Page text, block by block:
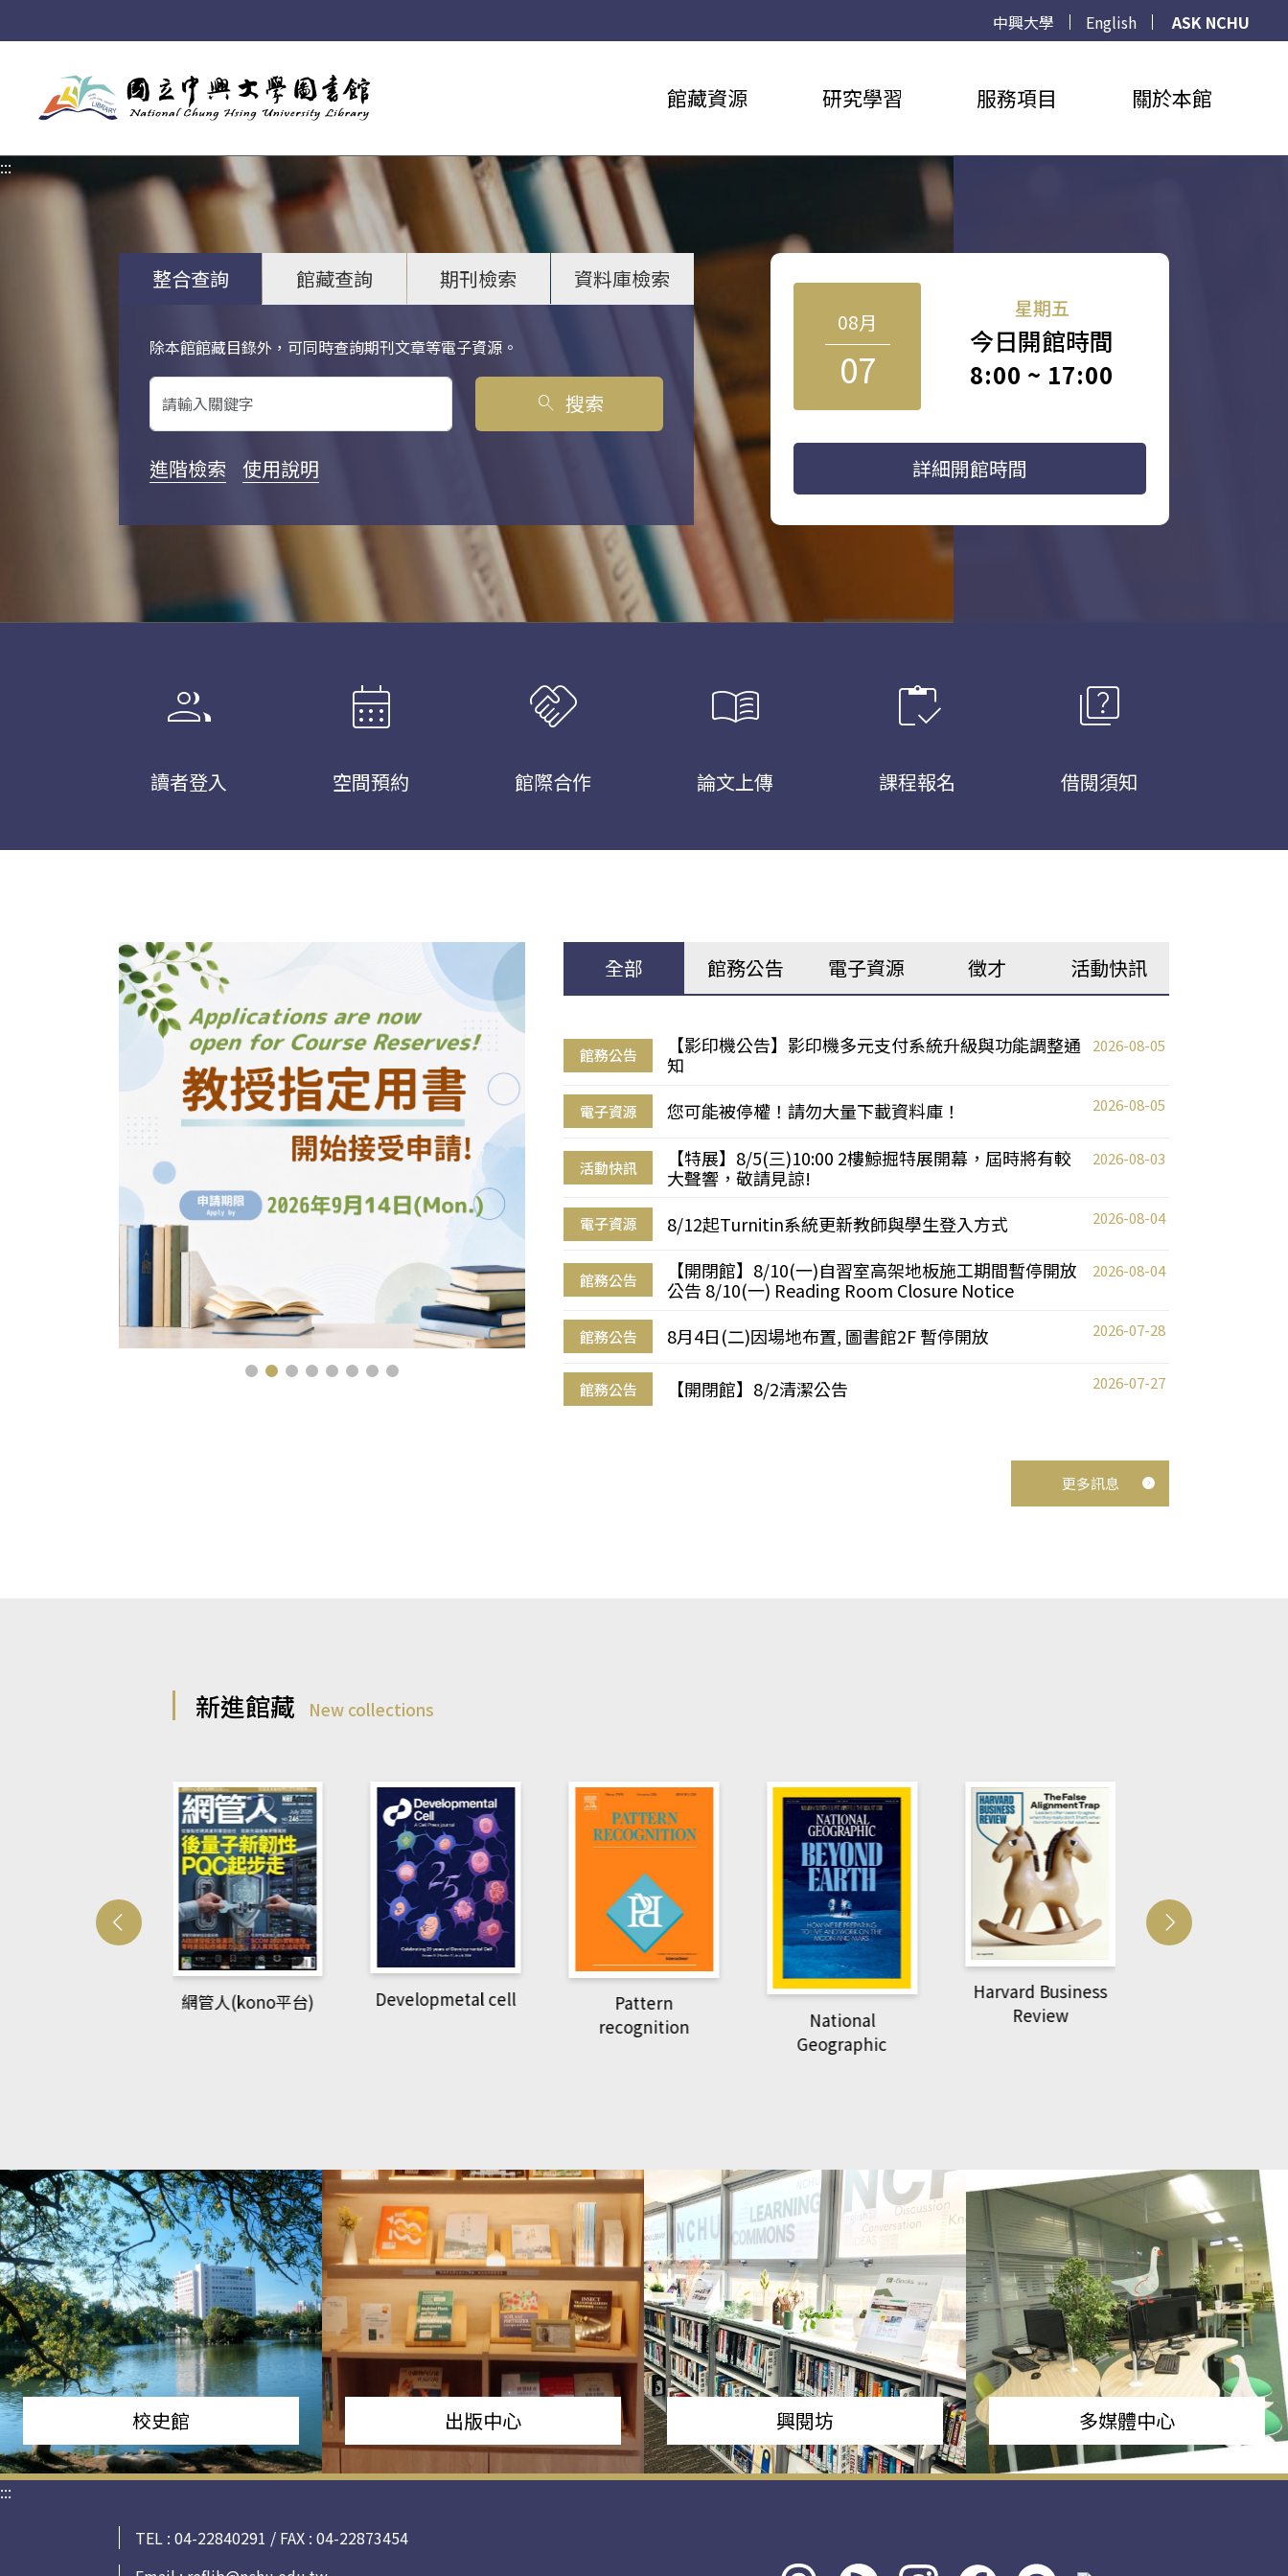
中興大學 English
ASK NCHU
館藏資源 研究學習 服務項目 關於本館
:::
整合查詢 館藏查詢 期刊檢索 資料庫檢索
除本館館藏目錄外，可同時查詢期刊文章等電子資源。
關鍵字搜尋
search 搜索
進階檢索 使用說明
08月
07
星期五
今日開館時間
8:00 ~ 17:00
詳細開館時間
group
讀者登入
calendar_month
空間預約
handshake
館際合作
menu_book
論文上傳
inventory
課程報名
quiz
借閱須知
全部 館務公告 電子資源 徵才 活動快訊
館務公告
【影印機公告】影印機多元支付系統升級與功能調整通
知
2026-08-05
電子資源 您可能被停權！請勿大量下載資料庫！ 2026-08-05
活動快訊
【特展】8/5(三)10:00 2樓鯨掘特展開幕，屆時將有較
大聲響，敬請見諒!
2026-08-03
電子資源 8/12起Turnitin系統更新教師與學生登入方式 2026-08-04
館務公告
【開閉館】8/10(一)自習室高架地板施工期間暫停開放
公告 8/10(一) Reading Room Closure Notice
2026-08-04
館務公告 8月4日(二)因場地布置, 圖書館2F 暫停開放 2026-07-28
館務公告 【開閉館】8/2清潔公告 2026-07-27
更多訊息
新進館藏 New collections
Developmetal cell
Pattern
National
Harvard Business
Review
萌動力一頁漫畫學生
校史館 出版中心 興閱坊 多媒體中心
:::
TEL : 04-22840291 / FAX : 04-22873454